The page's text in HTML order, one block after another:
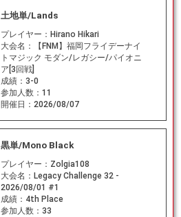
土地単/Lands
プレイヤー： Hirano Hikari
大会名：
【FNM】福岡フライデーナイ
トマジック モダン/レガシー/パイオニ
ア[3回戦]
成績： 3-0
参加人数： 11
開催日： 2026/08/07
黒単/Mono Black
プレイヤー： Zolgia108
大会名： Legacy Challenge 32 -
2026/08/01 #1
成績： 4th Place
参加人数： 33